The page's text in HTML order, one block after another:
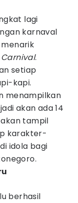
lagi
karnaval
.
setiap
kapi.
menampilkan
akan ada 14
tampil
karakter-
idola bagi
berhasil